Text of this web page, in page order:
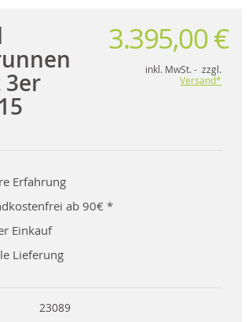
3.395,00 €
inkl. MwSt. - zzgl.
Versand*
Erfahrung
ab 90€ *
Einkauf
Lieferung
23089